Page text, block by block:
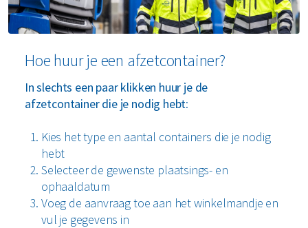
Hoe huur je een afzetcontainer?
In slechts een paar klikken huur je de
afzetcontainer die je nodig hebt:
Kies het type en aantal containers die je nodig
hebt
Selecteer de gewenste plaatsings- en
ophaaldatum
Voeg de aanvraag toe aan het winkelmandje en
vul je gegevens in